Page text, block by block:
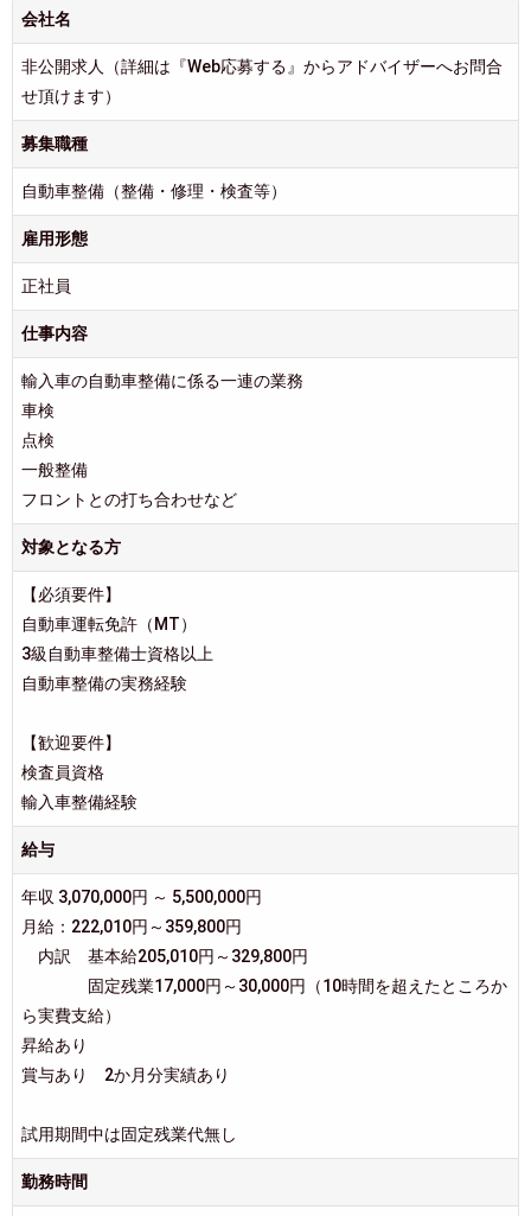
会社名
非公開求人（詳細は『Web応募する』からアドバイザーへお問合
せ頂けます）
募集職種
自動車整備（整備・修理・検査等）
雇用形態
正社員
仕事内容
輸入車の自動車整備に係る一連の業務
車検
点検
一般整備
フロントとの打ち合わせなど
対象となる方
【必須要件】
自動車運転免許（MT）
3級自動車整備士資格以上
自動車整備の実務経験
【歓迎要件】
検査員資格
輸入車整備経験
給与
年収 3,070,000円 ～ 5,500,000円
月給：222,010円～359,800円
内訳 基本給205,010円～329,800円
固定残業17,000円～30,000円（10時間を超えたところか
ら実費支給）
昇給あり
賞与あり 2か月分実績あり
試用期間中は固定残業代無し
勤務時間